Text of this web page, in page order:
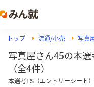
トップ 流通/小売 写真
写真屋さん45の本
（全4件）
本選考ES（エントリーシート